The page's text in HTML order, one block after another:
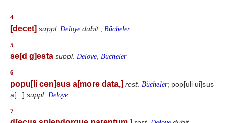
4
[decet] suppl. Deloye dubit., Bücheler
5
se[d g]esta suppl. Deloye Bücheler
6
popu[li cen]sus a[more data,] rest. Bücheler; pop[uli ui]sus
a[...] suppl. Deloye
7